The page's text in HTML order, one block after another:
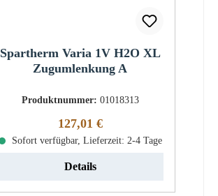
Spartherm Varia 1V H2O XL
Zugumlenkung A
Produktnummer: 01018313
Regulärer Preis:
127,01 €
Sofort verfügbar, Lieferzeit: 2-4 Tage
Details